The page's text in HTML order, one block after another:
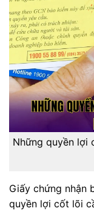
Những quyền lợi
Giấy chứng nhận
quyền lợi cốt lõi